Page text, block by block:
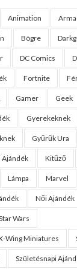
Animation
Bögre
DC Comics
Fortnite
Gamer Geek
Gyerekeknek
Gyűrűk Ura
Ajándék Kitűző
Lámpa Marvel
Női Ajándék
Wars
Wing Miniatures
Születésnapi